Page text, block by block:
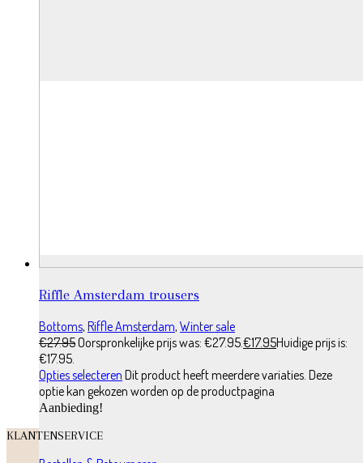
Riffle Amsterdam trousers
Bottoms, Riffle Amsterdam, Winter sale
€27.95Oorspronkelijke prijs was: €27.95.€17.95Huidige prijs is:
€17.95.
Opties selecteren Dit product heeft meerdere variaties. Deze
optie kan gekozen worden op de productpagina
Aanbieding!
KLANTENSERVICE